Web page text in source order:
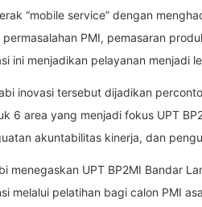
“mobile service” dengan
PMI, pemasaran
ini menjadikan pelayanan menjadi
inovasi tersebut dijadikan
6 area yang menjadi fokus UPT
akuntabilitas kinerja, dan
menegaskan UPT BP2MI Bandar
melalui pelatihan bagi calon PMI